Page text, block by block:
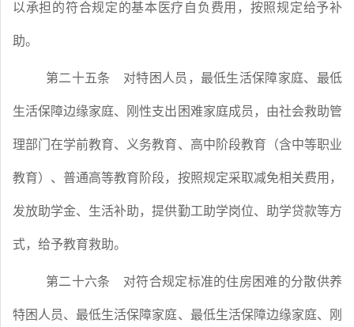
以承担的符合规定的基本医疗自负费用，按照规定给予补
助。
第二十五条 对特困人员，最低生活保障家庭、最低
生活保障边缘家庭、刚性支出困难家庭成员，由社会救助管
理部门在学前教育、义务教育、高中阶段教育（含中等职业
教育）、普通高等教育阶段，按照规定采取减免相关费用，
发放助学金、生活补助，提供勤工助学岗位、助学贷款等方
式，给予教育救助。
第二十六条 对符合规定标准的住房困难的分散供养
特困人员、最低生活保障家庭、最低生活保障边缘家庭、刚